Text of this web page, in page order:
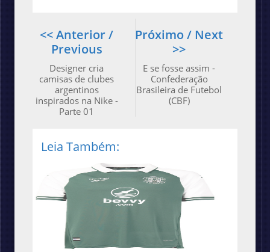
Próximo / Next
>>
E se fosse assim -
Confederação
Brasileira de Futebol
(CBF)
<< Anterior /
Previous
Designer cria
camisas de clubes
argentinos
inspirados na Nike -
Parte 01
Leia Também: